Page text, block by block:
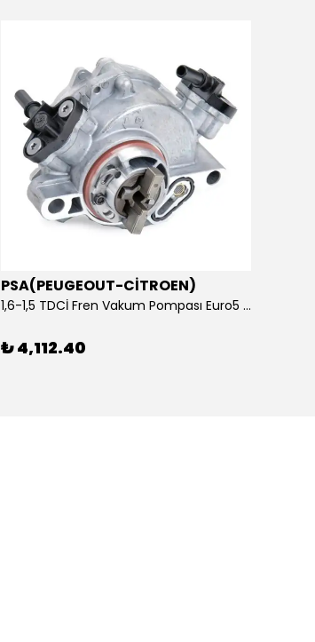
PSA(PEUGEOUT-CİTROEN)
1,6-1,5 TDCİ Fren Vakum Pompası Euro5 2013-2018 | ORİJİNAL
₺ 4,112.40